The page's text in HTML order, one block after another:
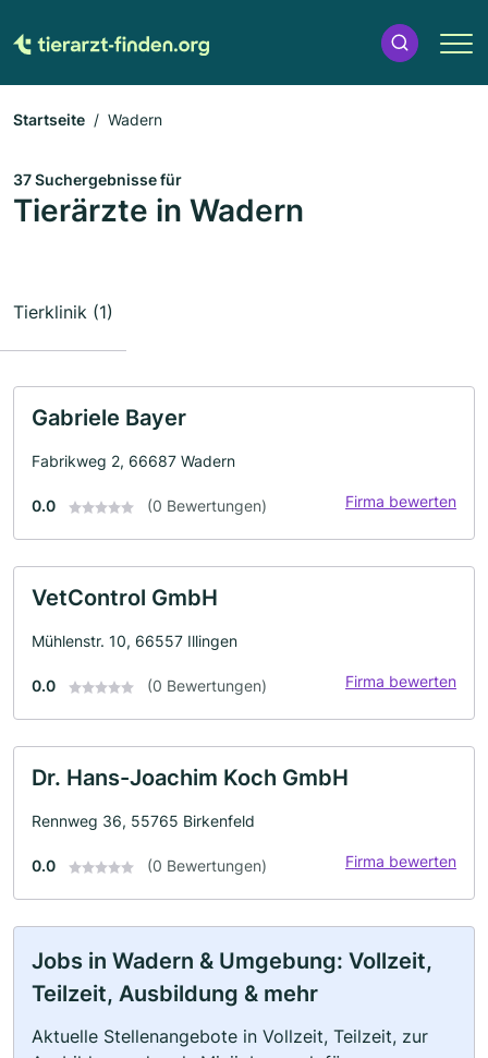
Startseite Wadern
37 Suchergebnisse für
Tierärzte in Wadern
Tierklinik (1)
Gabriele Bayer
Fabrikweg 2, 66687 Wadern
0.0 (0 Bewertungen) Firma bewerten
VetControl GmbH
Mühlenstr. 10, 66557 Illingen
0.0 (0 Bewertungen) Firma bewerten
Dr. Hans-Joachim Koch GmbH
Rennweg 36, 55765 Birkenfeld
0.0 (0 Bewertungen) Firma bewerten
Jobs in Wadern & Umgebung: Vollzeit,
Teilzeit, Ausbildung & mehr
Aktuelle Stellenangebote in Vollzeit, Teilzeit, zur